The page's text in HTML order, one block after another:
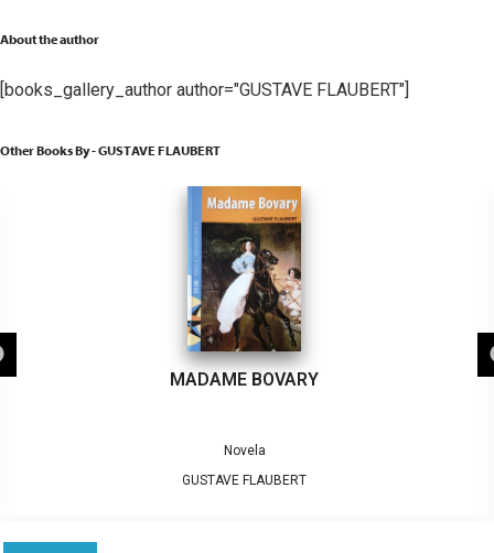
About the author
[books_gallery_author author="GUSTAVE FLAUBERT"]
Other Books By - GUSTAVE FLAUBERT
MADAME BOVARY
Novela
GUSTAVE FLAUBERT